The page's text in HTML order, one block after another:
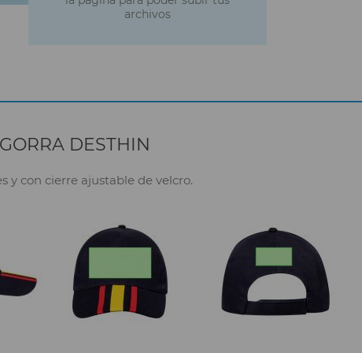
archivos
GORRA DESTHIN
y con cierre ajustable de velcro.